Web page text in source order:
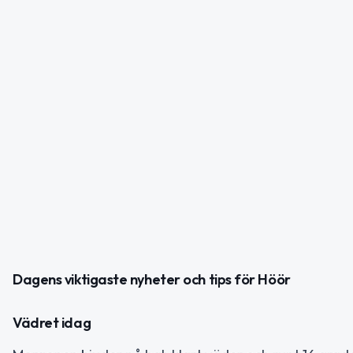
Dagens viktigaste nyheter och tips för Höör
Vädret idag